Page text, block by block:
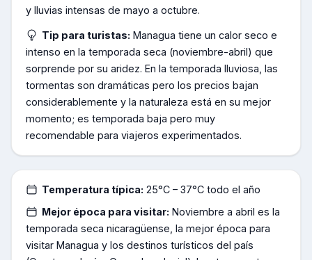
y lluvias intensas de mayo a octubre.
Tip para turistas: Managua tiene un calor seco e
intenso en la temporada seca (noviembre-abril) que
sorprende por su aridez. En la temporada lluviosa, las
tormentas son dramáticas pero los precios bajan
considerablemente y la naturaleza está en su mejor
momento; es temporada baja pero muy
recomendable para viajeros experimentados.
Temperatura típica: 25°C – 37°C todo el año
Mejor época para visitar: Noviembre a abril es la
temporada seca nicaragüense, la mejor época para
visitar Managua y los destinos turísticos del país